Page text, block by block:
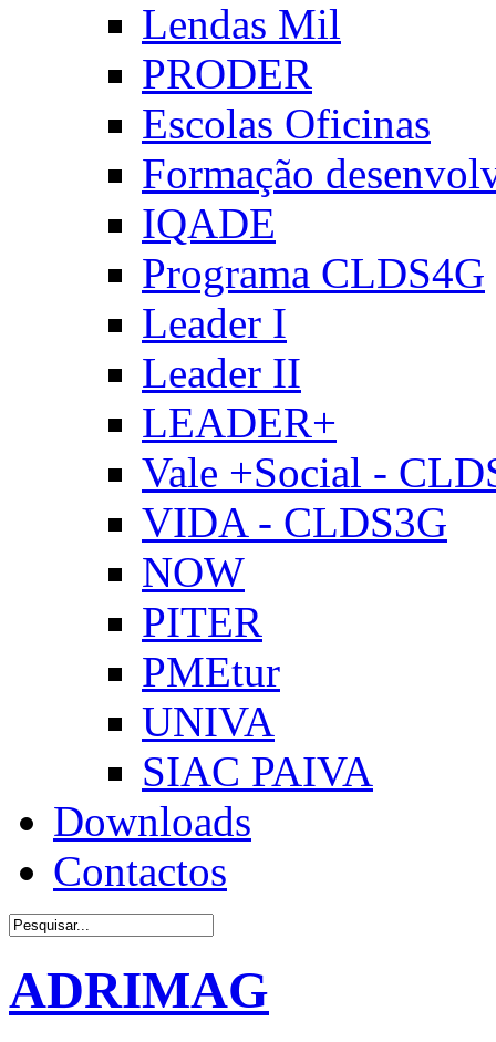
Lendas Mil
PRODER
Escolas Oficinas
Formação
IQADE
Programa CLDS4G
Leader I
Leader II
LEADER+
Vale +Social -
VIDA - CLDS3G
NOW
PITER
PMEtur
UNIVA
SIAC PAIVA
Downloads
Contactos
ADRIMAG